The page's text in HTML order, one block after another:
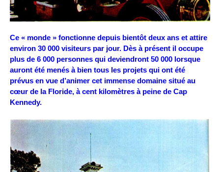
Ce « monde » fonctionne depuis bientôt deux ans et attire
environ 30 000 visiteurs par jour. Dès à présent il occupe
plus de 6 000 personnes qui deviendront 50 000 lorsque
auront été menés à bien tous les projets qui ont été
prévus en vue d’animer cet immense domaine situé au
cœur de la Floride, à cent kilomètres à peine de Cap
Kennedy.